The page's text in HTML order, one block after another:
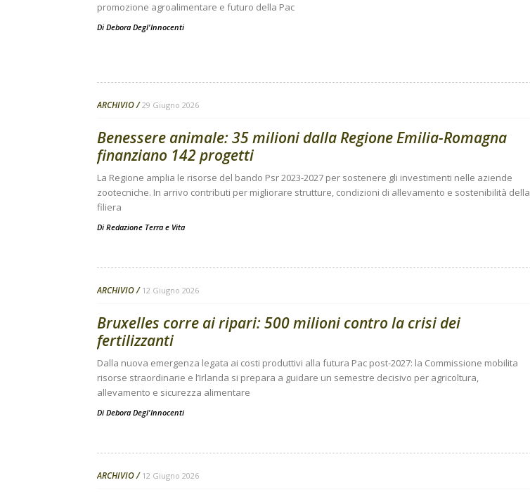
promozione agroalimentare e futuro della Pac
Di Debora Degl'Innocenti
ARCHIVIO 29 Giugno 2026
Benessere animale: 35 milioni dalla Regione Emilia-Romagna
finanziano 142 progetti
La Regione amplia le risorse del bando Psr 2023-2027 per sostenere gli investimenti nelle aziende
zootecniche. In arrivo contributi per migliorare strutture, condizioni di allevamento e sostenibilità della
filiera
Di Redazione Terra e Vita
ARCHIVIO 12 Giugno 2026
Bruxelles corre ai ripari: 500 milioni contro la crisi dei
fertilizzanti
Dalla nuova emergenza legata ai costi produttivi alla futura Pac post-2027: la Commissione mobilita
risorse straordinarie e l’Irlanda si prepara a guidare un semestre decisivo per agricoltura,
allevamento e sicurezza alimentare
Di Debora Degl'Innocenti
ARCHIVIO 12 Giugno 2026